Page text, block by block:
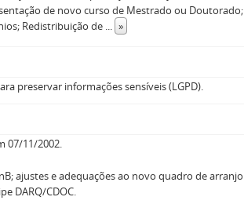
de novo curso de Mestrado ou Doutorado;
Redistribuição de ... »
preservar informações sensíveis (LGPD).
07/11/2002.
ajustes e adequações ao novo quadro de arranjo
DARQ/CDOC.